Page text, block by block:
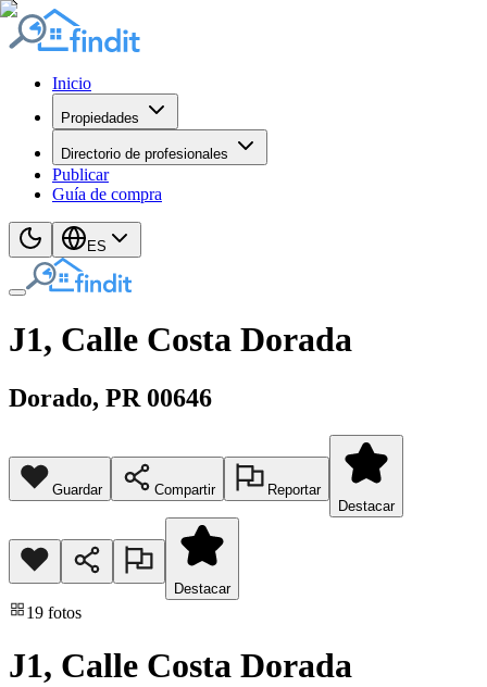
Inicio
Propiedades
Directorio de profesionales
Publicar
Guía de compra
ES
J1, Calle Costa Dorada
Dorado, PR 00646
Guardar Compartir
Reportar
Destacar
Destacar
19 fotos
J1, Calle Costa Dorada